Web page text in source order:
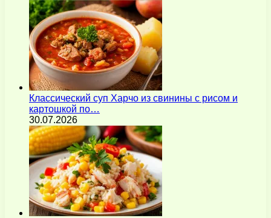
Классический суп Харчо из свинины с рисом и
картошкой по…
30.07.2026